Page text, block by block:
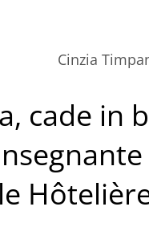
Cinzia
cade in